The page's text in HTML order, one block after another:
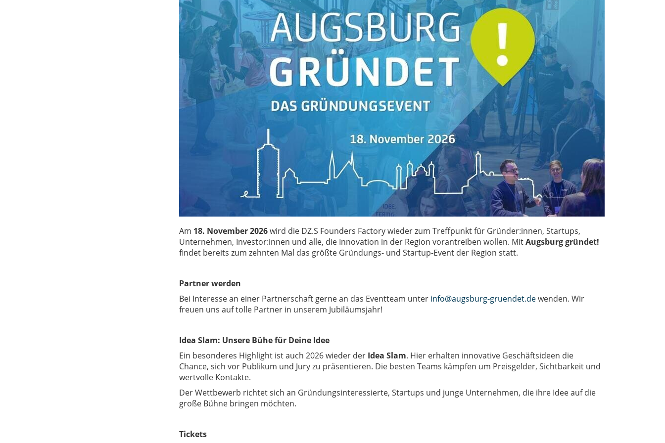
Am 18. November 2026wird die DZ.S Founders Factory wieder zum Treffpunkt für Gründer:innen, Startups,
Unternehmen, Investor:innen und alle, die Innovation in der Region vorantreiben wollen. MitAugsburg gründet!
findet bereits zum zehnten Mal das größte Gründungs- und Startup-Event der Region statt.
Partner werden
Bei Interesse an einer Partnerschaft gerne an das Eventteam unter info@augsburg-gruendet.dewenden. Wir
freuen uns auf tolle Partner in unserem Jubiläumsjahr!
Idea Slam: Unsere Bühe für Deine Idee
Ein besonderes Highlight ist auch 2026 wieder der Idea Slam. Hier erhalten innovative Geschäftsideen die
Chance, sich vor Publikum und Jury zu präsentieren. Die besten Teams kämpfen um Preisgelder, Sichtbarkeit und
wertvolle Kontakte.
Der Wettbewerb richtet sich an Gründungsinteressierte, Startups und junge Unternehmen, die ihre Idee auf die
große Bühne bringen möchten.
Tickets